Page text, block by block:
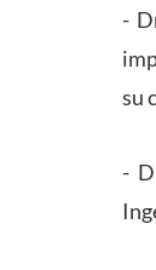
-
su
-